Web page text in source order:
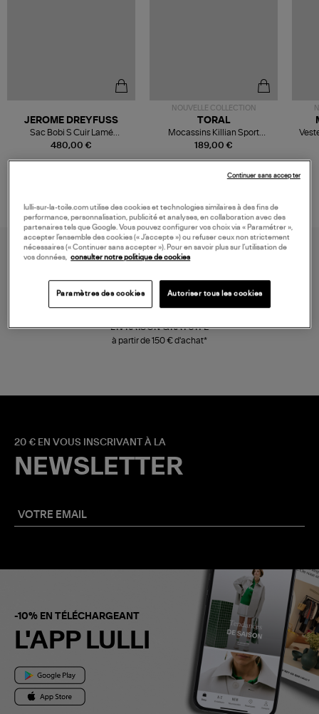
480,00 €
JEROME DREYFUSS
Sac Bobi S Cuir Lamé
Champagne
NOUVELLE COLLECTION
189,00 €
TORAL
Mocassins Killian Sport
Mousse
LIVRAISON GRATUITE
à partir de 150 € d'achat*
20 € EN VOUS INSCRIVANT À LA
NEWSLETTER
-10% EN TÉLÉCHARGEANT
L'APP LULLI
lulli-sur-la-toile.com utilise des cookies et technologies similaires à des fins de
performance, personnalisation, publicité et analyses, en collaboration avec des
partenaires tels que Google. Vous pouvez configurer vos choix via « Paramétrer »,
accepter l’ensemble des cookies (« J’accepte ») ou refuser ceux non strictement
nécessaires (« Continuer sans accepter »). Pour en savoir plus sur l’utilisation de
vos données, consulter notre politique de cookies
Paramètres des cookies Autoriser tous les cookies
Continuer sans accepter